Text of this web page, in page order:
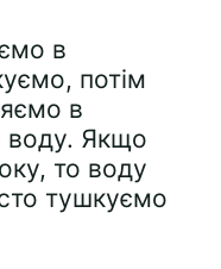
в
потім
в
воду. Якщо
то воду
тушкуємо